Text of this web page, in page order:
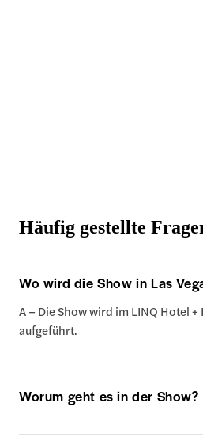
Häufig gestellte
Wo wird die Show in Las
A – Die Show wird im LINQ Hotel
aufgeführt.
Worum geht es in der Show?